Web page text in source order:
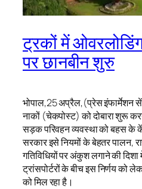
ट्रकों में
पर छानबीन शुरु
भोपाल,25 अप्रैल,(प्रेस इंफार्मेशन
नाकों (चेकपोस्ट) को दोबारा शुरू
सड़क परिवहन व्यवस्था को बहस के
सरकार इसे नियमों के बेहतर पालन,
गतिविधियों पर अंकुश लगाने की
ट्रांसपोर्टरों के बीच इस निर्णय को
को मिल रहा है।